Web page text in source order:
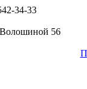
34-33
56